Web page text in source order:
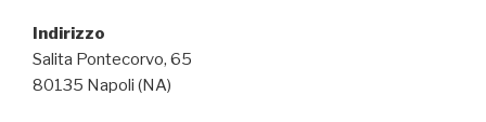
Indirizzo
Salita Pontecorvo, 65
80135 Napoli (NA)